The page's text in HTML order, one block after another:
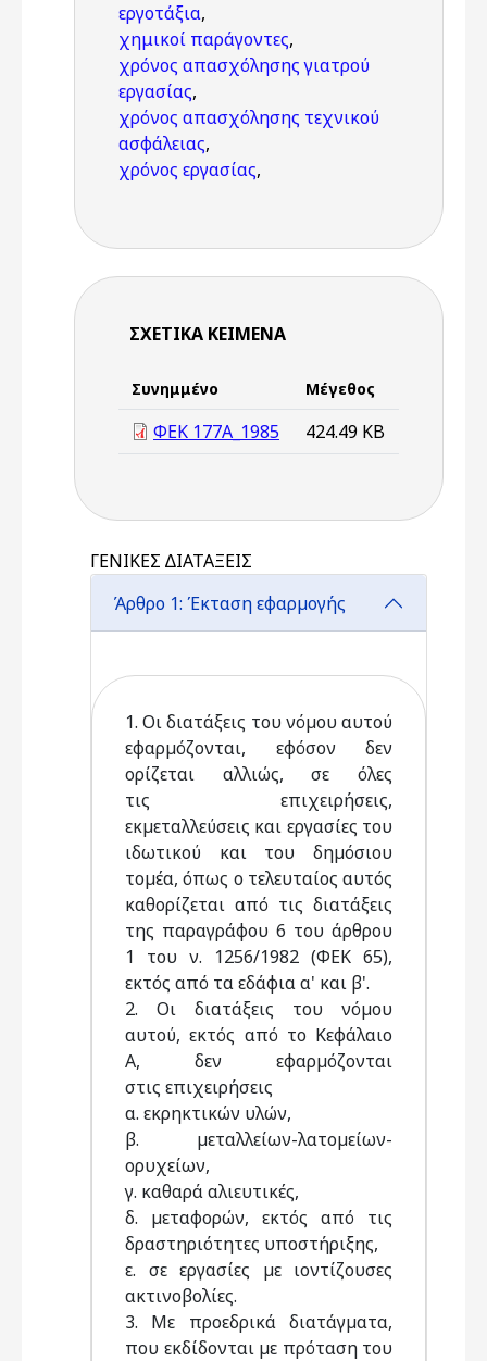
εργοτάξια,
χημικοί παράγοντες,
χρόνος απασχόλησης γιατρού
εργασίας,
χρόνος απασχόλησης τεχνικού
ασφάλειας,
χρόνος εργασίας,
ΣΧΕΤΙΚΆ ΚΕΊΜΕΝΑ
Συνημμένο Μέγεθος
ΦΕΚ 177Α_1985 424.49 KB
ΓΕΝΙΚΕΣ ∆ΙΑΤΑΞΕΙΣ
Άρθρο 1: Έκταση εφαρµογής
1. Οι διατάξεις του νόµου αυτού
εφαρµόζονται, εφόσον δεν
ορίζεται αλλιώς, σε όλες
τις επιχειρήσεις,
εκµεταλλεύσεις και εργασίες του
ιδωτικού και του δηµόσιου
τοµέα, όπως ο τελευταίος αυτός
καθορίζεται από τις διατάξεις
της παραγράφου 6 του άρθρου
1 του ν. 1256/1982 (ΦΕΚ 65),
εκτός από τα εδάφια α' και β'.
2. Οι διατάξεις του νόµου
αυτού, εκτός από το Κεφάλαιο
Α, δεν εφαρµόζονται
στις επιχειρήσεις
α. εκρηκτικών υλών,
β. µεταλλείων-λατοµείων-
ορυχείων,
γ. καθαρά αλιευτικές,
δ. µεταφορών, εκτός από τις
δραστηριότητες υποστήριξης,
ε. σε εργασίες µε ιοντίζουσες
ακτινοβολίες.
3. Με προεδρικά διατάγµατα,
που εκδίδονται µε πρόταση του